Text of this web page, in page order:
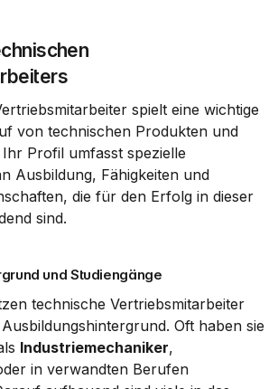
spielt eine wichtige
von technischen Produkten und
Profil umfasst spezielle
Ausbildung, Fähigkeiten und
die für den Erfolg in dieser
sind.
und Studiengänge
technische Vertriebsmitarbeiter
Oft haben sie
Industriemechaniker
in verwandten Berufen